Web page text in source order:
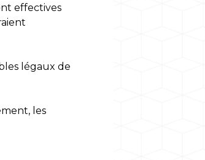
effectives
légaux de
les